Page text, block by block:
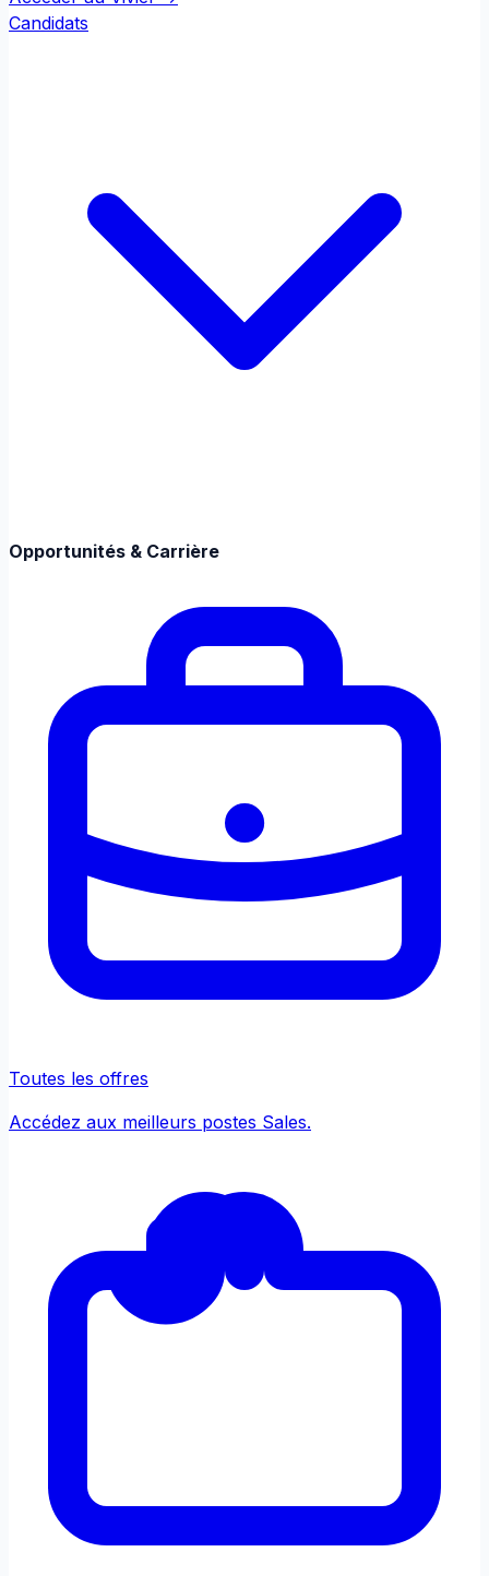
Candidats
Opportunités & Carrière
Toutes les offres
Accédez aux meilleurs postes Sales.